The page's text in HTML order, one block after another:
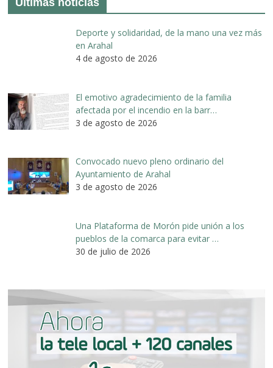
Deporte y solidaridad, de la mano una vez más
en Arahal
4 de agosto de 2026
El emotivo agradecimiento de la familia
afectada por el incendio en la barr…
3 de agosto de 2026
Convocado nuevo pleno ordinario del
Ayuntamiento de Arahal
3 de agosto de 2026
Una Plataforma de Morón pide unión a los
pueblos de la comarca para evitar …
30 de julio de 2026